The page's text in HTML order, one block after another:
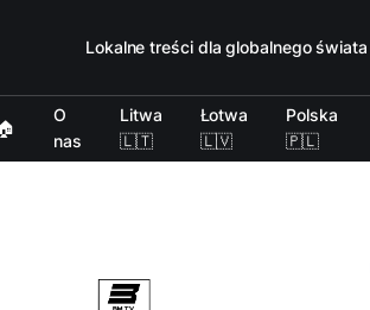
Lokalne treści dla globalnego świata
O
nas
Litwa
🇱🇹
Łotwa
🇱🇻
Polska
🇵🇱